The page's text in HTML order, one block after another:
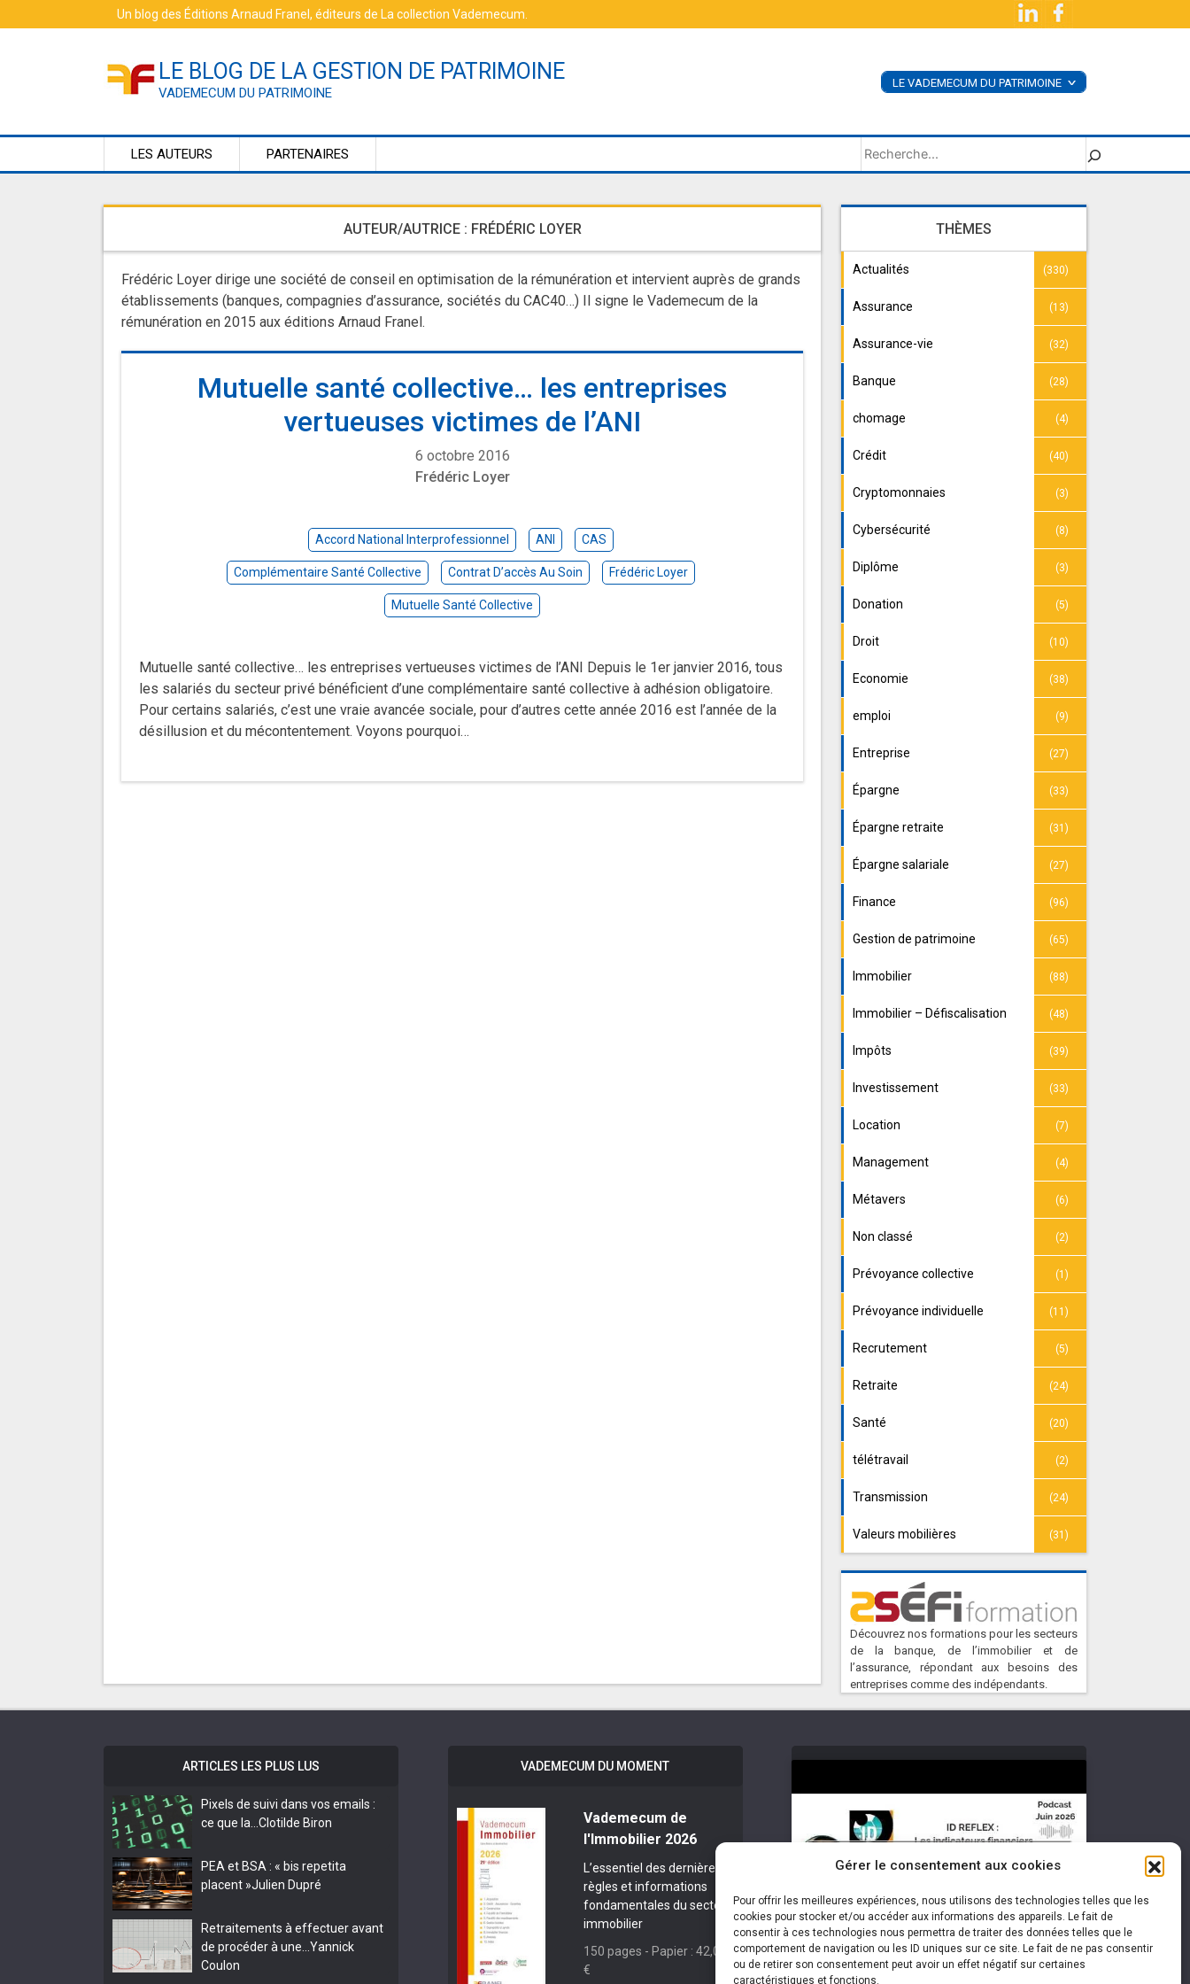
Gérer le consentement aux cookies
Pour offrir les meilleures expériences, nous utilisons des technologies telles que les
cookies pour stocker et/ou accéder aux informations des appareils. Le fait de
consentir à ces technologies nous permettra de traiter des données telles que le
comportement de navigation ou les ID uniques sur ce site. Le fait de ne pas consentir
ou de retirer son consentement peut avoir un effet négatif sur certaines
caractéristiques et fonctions.
to
Un blog des Éditions Arnaud Franel, éditeurs de La collection Vademecum
LE BLOG DE LA GESTION DE PATRIMOINE
VADEMECUM DU PATRIMOINE
LE VADEMECUM DU PATRIMOINE <
LES AUTEURS PARTENAIRES Rechercher
AUTEUR/AUTRICE : FRÉDÉRIC LOYER
Frédéric Loyer dirige une société de conseil en optimisation de la rémunération et intervient auprès de grands
établissements (banques, compagnies d’assurance, sociétés du CAC40…) Il signe le Vademecum de la
rémunération en 2015 aux éditions Arnaud Franel.
Mutuelle santé collective… les entreprises
vertueuses victimes de l’ANI
6 octobre 2016
Frédéric Loyer
Accord National Interprofessionnel ANI CAS
Complémentaire Santé Collective Contrat D’accès Au Soin Frédéric Loyer
Mutuelle Santé Collective
Mutuelle santé collective… les entreprises vertueuses victimes de l’ANI Depuis le 1er janvier 2016, tous
les salariés du secteur privé bénéficient d’une complémentaire santé collective à adhésion obligatoire.
Pour certains salariés, c’est une vraie avancée sociale, pour d’autres cette année 2016 est l’année de la
désillusion et du mécontentement. Voyons pourquoi…
THÈMES
Actualités (330)
Assurance (13)
Assurance-vie (32)
Banque (28)
chomage (4)
Crédit (40)
Cryptomonnaies (3)
Cybersécurité (8)
Diplôme (3)
Donation (5)
Droit (10)
Economie (38)
emploi (9)
Entreprise (27)
Épargne (33)
Épargne retraite (31)
Épargne salariale (27)
Finance (96)
Gestion de patrimoine (65)
Immobilier (88)
Immobilier – Défiscalisation (48)
Impôts (39)
Investissement (33)
Location (7)
Management (4)
Métavers (6)
Non classé (2)
Prévoyance collective (1)
Prévoyance individuelle (11)
Recrutement (5)
Retraite (24)
Santé (20)
télétravail (2)
Transmission (24)
Valeurs mobilières (31)
Découvrez nos formations pour les secteurs
de la banque, de l’immobilier et de
l’assurance, répondant aux besoins des
entreprises comme des indépendants.
ARTICLES LES PLUS LUS
Pixels de suivi dans vos emails :
ce que la… Clotilde Biron
PEA et BSA : « bis repetita
placent »Julien Dupré
Retraitements à effectuer avant
de procéder à une… Yannick
Coulon
VADEMECUM DU MOMENT
Vademecum de
l'Immobilier 2026
L’essentiel des dernières
règles et informations
fondamentales du secteur
immobilier
150 pages - Papier : 42,00
€
Cliquez pour accepter les cookies